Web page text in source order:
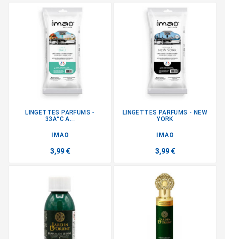
LINGETTES PARFUMS -
33A°C A...
IMAO
3,99 €
LINGETTES PARFUMS - NEW
YORK
IMAO
3,99 €